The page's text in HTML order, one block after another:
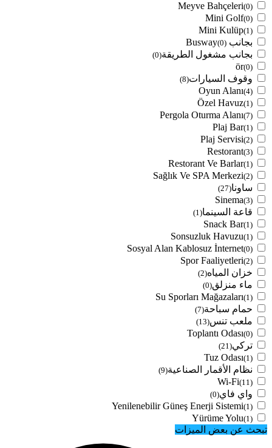
Meyve Bahçeleri(0)
Mini Golf(0)
Mini Kulüp(1)
بجانب Busway (0)
بجانب مشغول الطريقة(0)
ör(0)
وقوف السيارات(8)
Oyun Alanı(4)
Özel Havuz(1)
Pergola Oturma Alanı(7)
Plaj Bar(1)
Plaj Servisi(2)
Restorant(3)
Restorant Ve Barlar(1)
Sağlık Ve SPA Merkezi(2)
ساونا(27)
Sinema(3)
قاعة السينما(1)
Snack Bar(1)
Sonsuzluk Havuzu(1)
Sosyal Alan Kablosuz İnternet(0)
Spor Faaliyetleri(2)
خزان المياه(2)
ماء منزلق(0)
Su Sporları Mağazaları(1)
حمام سباحة(7)
ملعب تنس(13)
Toplantı Odası(0)
تركي(21)
Tuz Odası(1)
نظام الأقمار الصناعية(9)
Wi-Fi(11)
واي فاي(0)
Yenilenebilir Güneş Enerji Sistemi(1)
Yürüme Yolu(1)
تبحث عن بعض الميزات